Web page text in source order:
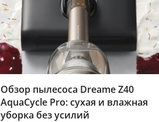
Обзор пылесоса Dreame Z40
AquaCycle Pro: сухая и влажная
уборка без усилий